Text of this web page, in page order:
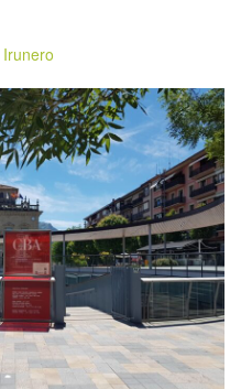
Irunero